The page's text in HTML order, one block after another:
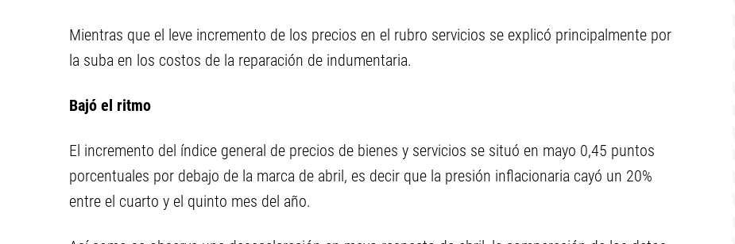
Mientras que el leve incremento de los precios en el rubro servicios se explicó principalmente por
la suba en los costos de la reparación de indumentaria.
Bajó el ritmo
El incremento del índice general de precios de bienes y servicios se situó en mayo 0,45 puntos
porcentuales por debajo de la marca de abril, es decir que la presión inflacionaria cayó un 20%
entre el cuarto y el quinto mes del año.